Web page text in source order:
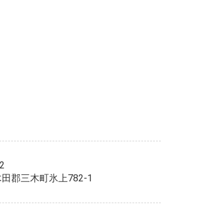
郡三木町氷上782-1